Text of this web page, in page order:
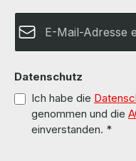
Datenschutz
Ich habe die
genommen und die
einverstanden. *